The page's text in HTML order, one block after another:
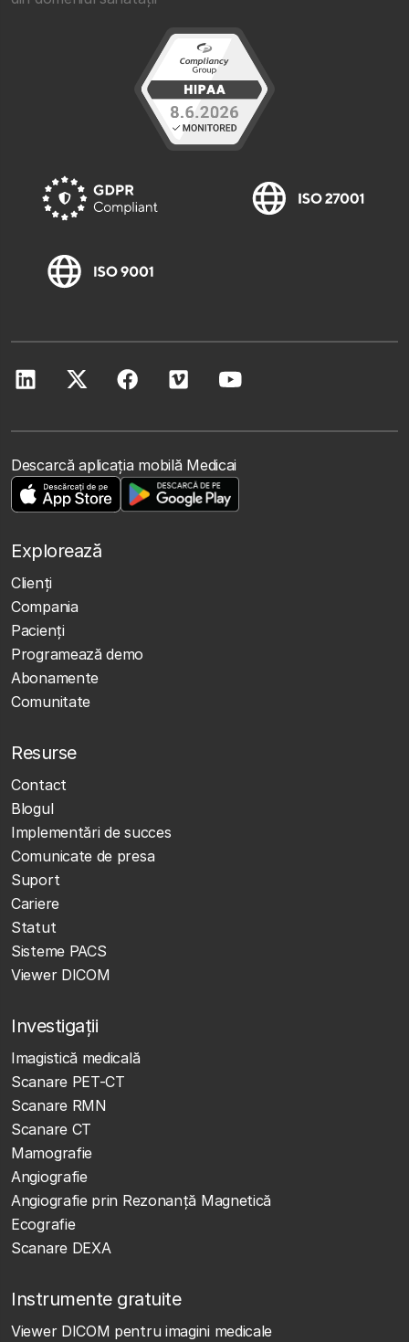
Descarcă aplicația mobilă Medicai
Explorează
Clienţi
Compania
Pacienți
Programează demo
Abonamente
Comunitate
Resurse
Contact
Blogul
Implementări de succes
Comunicate de presa
Suport
Cariere
Statut
Sisteme PACS
Viewer DICOM
Investigații
Imagistică medicală
Scanare PET-CT
Scanare RMN
Scanare CT
Mamografie
Angiografie
Angiografie prin Rezonanță Magnetică
Ecografie
Scanare DEXA
Instrumente gratuite
Viewer DICOM pentru imagini medicale